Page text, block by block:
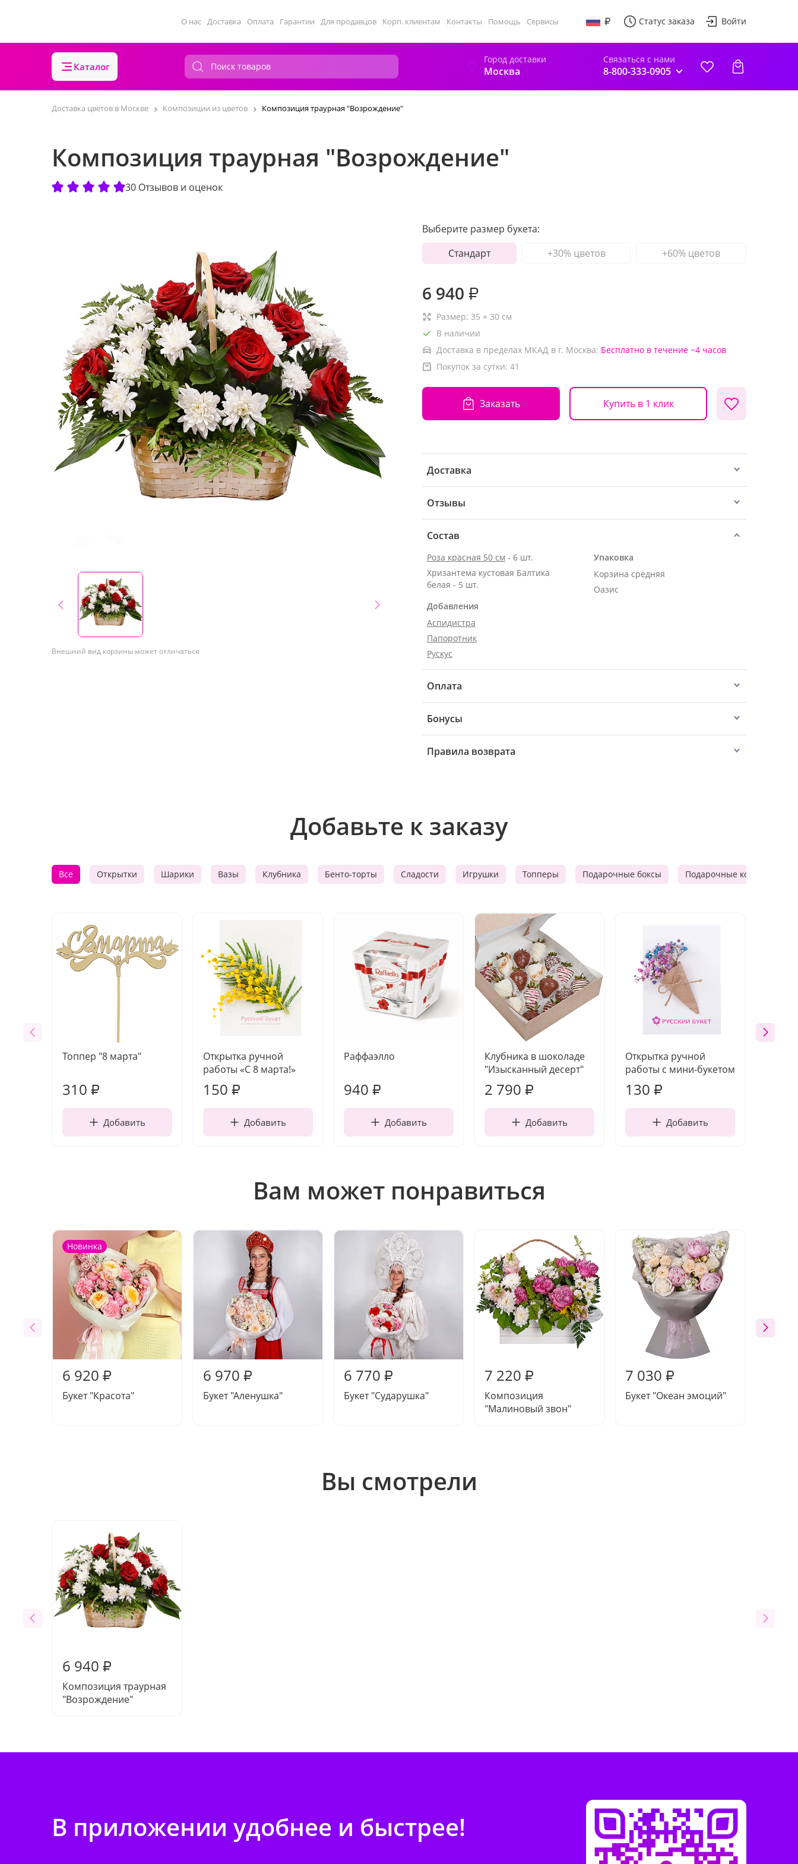
О нас Доставка Оплата Гарантии Для продавцов Корп. клиентам Контакты Помощь Сервисы Статус заказа Войти
Каталог
Город доставки
Москва
Связаться с нами
8-800-333-0905
Доставка цветов в Москве Композиции из цветов Композиция траурная "Возрождение"
Композиция траурная "Возрождение"
30 Отзывов и оценок
Внешний вид корзины может отличаться
Выберите размер букета:
Стандарт
+30% цветов +60% цветов
6 940 ₽
Размер: 35 × 30 см
В наличии
Доставка в пределах МКАД в г. Москва: Бесплатно в течение ~4 часов
Покупок за сутки: 41
Заказать Купить в 1 клик
Доставка
Отзывы
Состав
Роза красная 50 см - 6 шт.
Хризантема кустовая Балтика
белая - 5 шт.
Добавления
Аспидистра
Папоротник
Рускус
Упаковка
Корзина средняя
Оазис
Оплата
Бонусы
Правила возврата
Добавьте к заказу
Все Открытки Шарики Вазы Клубника Бенто-торты Сладости Игрушки Топперы Подарочные боксы Подарочные корзины
Топпер "8 марта"
310 ₽
Добавить
Открытка ручной
работы «С 8 марта!»
150 ₽
Добавить
Раффаэлло
940 ₽
Добавить
Клубника в шоколаде
"Изысканный десерт"
2 790 ₽
Добавить
Открытка ручной
работы с мини-букетом
130 ₽
Добавить
Вам может понравиться
Новинка
6 920 ₽
Букет "Красота"
6 970 ₽
Букет "Аленушка"
6 770 ₽
Букет "Сударушка"
7 220 ₽
Композиция
"Малиновый звон"
7 030 ₽
Букет "Океан эмоций"
Вы смотрели
6 940 ₽
Композиция траурная
"Возрождение"
В приложении удобнее и быстрее!